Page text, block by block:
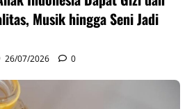
Musik hingga Seni Jadi
26/07/2026 0